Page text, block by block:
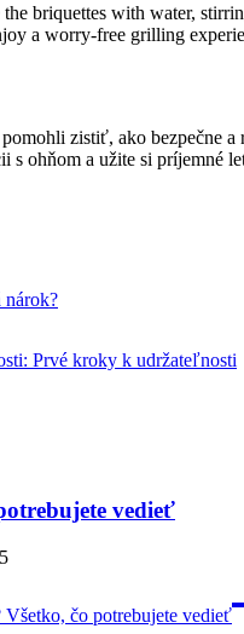
⁢briquettes with ‍water,
a worry-free grilling
zistiť, ako bezpečne
s ohňom ⁢a ⁣užite si príjemné
nárok?
Prvé kroky k udržateľnosti
vedieť
čo potrebujete vedieť